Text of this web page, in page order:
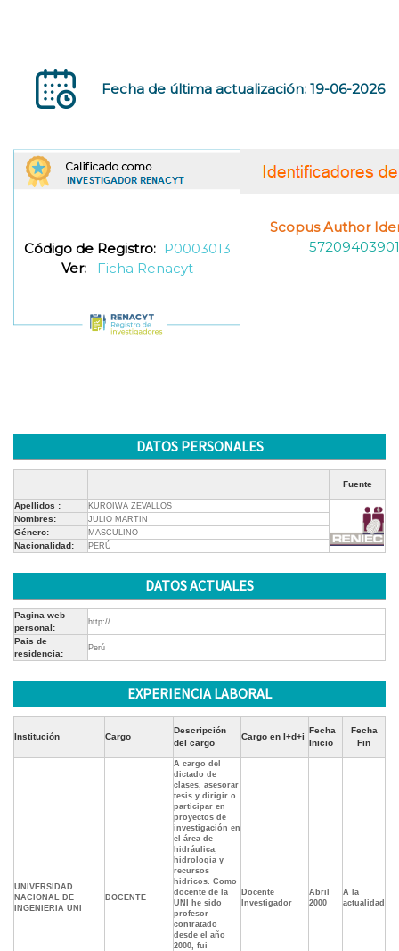
Fecha de última actualización: 19-06-2026
Código de Registro: P0003013
Ver:
Ficha Renacyt
Scopus Author
57209403901
DATOS PERSONALES
Fuente
Apellidos : KUROIWA ZEVALLOS
Nombres: JULIO MARTIN
Género: MASCULINO
Nacionalidad: PERÚ
DATOS ACTUALES
Pagina web
personal:
http://
Pais de
residencia:
Perú
EXPERIENCIA LABORAL
Institución Cargo
Descripción
del cargo
Cargo en I+d+i
Fecha
Inicio
Fecha
Fin
UNIVERSIDAD
NACIONAL DE
INGENIERIA UNI
DOCENTE
A cargo del
dictado de
clases, asesorar
tesis y dirigir o
participar en
proyectos de
investigación en
el área de
hidráulica,
hidrología y
recursos
hidricos. Como
docente de la
UNI he sido
profesor
contratado
desde el año
2000, fui
Docente
Investigador
Abril
2000
A la
actualidad